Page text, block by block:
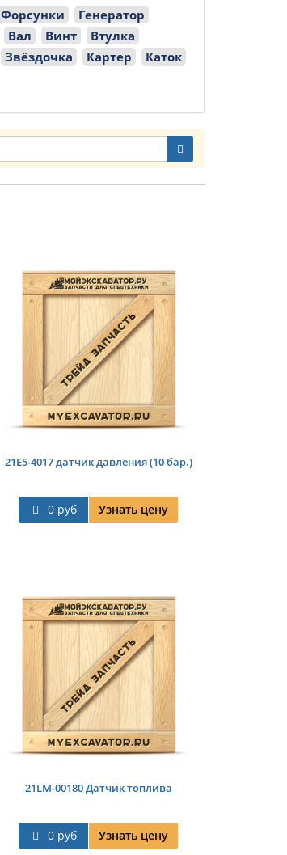
Форсунки
Генератор
Вал Винт
Втулка
Звёздочка Картер
Каток
21E5-4017 датчик давления (10 бар.)
0 руб Узнать цену
21LM-00180 Датчик топлива
0 руб Узнать цену